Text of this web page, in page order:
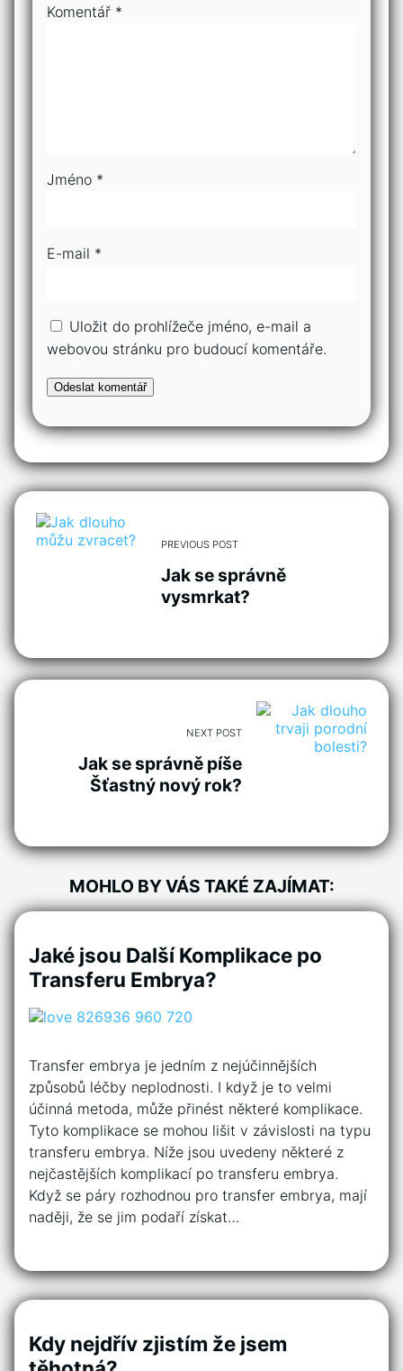
Komentář *
Jméno *
E-mail *
Uložit do prohlížeče jméno, e-mail a
webovou stránku pro budoucí komentáře.
PREVIOUS POST
Jak se správně
vysmrkat?
NEXT POST
Jak se správně píše
Šťastný nový rok?
MOHLO BY VÁS TAKÉ ZAJÍMAT:
Jaké jsou Další Komplikace po
Transferu Embrya?
Transfer embrya je jedním z nejúčinnějších
způsobů léčby neplodnosti. I když je to velmi
účinná metoda, může přinést některé komplikace.
Tyto komplikace se mohou lišit v závislosti na typu
transferu embrya. Níže jsou uvedeny některé z
nejčastějších komplikací po transferu embrya.
Když se páry rozhodnou pro transfer embrya, mají
naději, že se jim podaří získat…
Kdy nejdřív zjistím že jsem